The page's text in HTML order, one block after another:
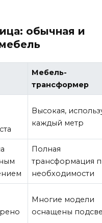
обычная и
Мебель-
трансформер
Высокая,
каждый метр
Полная
трансформация
необходимости
Многие модели
оснащены